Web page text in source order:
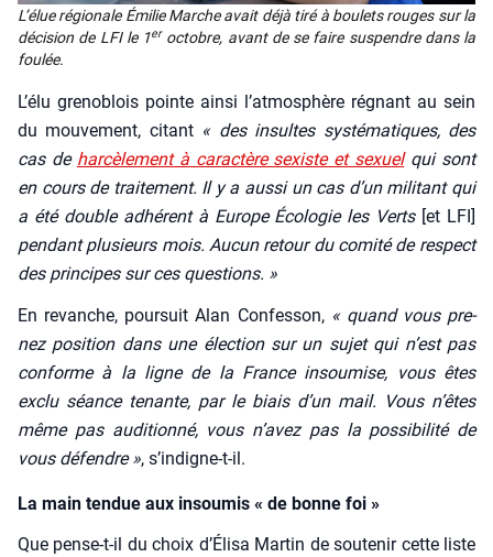
L’é­lue régio­nale Émi­lie Marche avait déjà tiré à bou­lets rouges sur la
déci­sion de LFI le 1eroctobre, avant de se faire sus­pendre dans la
fou­lée.
L’é­lu gre­no­blois pointe ain­si l’at­mo­sphère régnant au sein
du mou­ve­ment, citant « des insultes sys­té­ma­tiques, des
cas de har­cè­le­ment à carac­tère sexiste et sexuelqui sont
en cours de trai­te­ment. Il y a aus­si un cas d’un mili­tant qui
a été double adhé­rent à Europe Éco­lo­gie les Verts [et LFI]
pen­dant plu­sieurs mois. Aucun retour du comi­té de res­pect
des prin­cipes sur ces ques­tions. »
En revanche, pour­suit Alan Confes­son, « quand vous pre­
nez posi­tion dans une élec­tion sur un sujet qui n’est pas
conforme à la ligne de la France insou­mise, vous êtes
exclu séance tenante, par le biais d’un mail. Vous n’êtes
même pas audi­tion­né, vous n’a­vez pas la pos­si­bi­li­té de
vous défendre », s’in­digne-t-il.
La main tendue aux insoumis « de bonne foi »
Que pense-t-il du choix d’É­li­sa Mar­tin de sou­te­nir cette liste